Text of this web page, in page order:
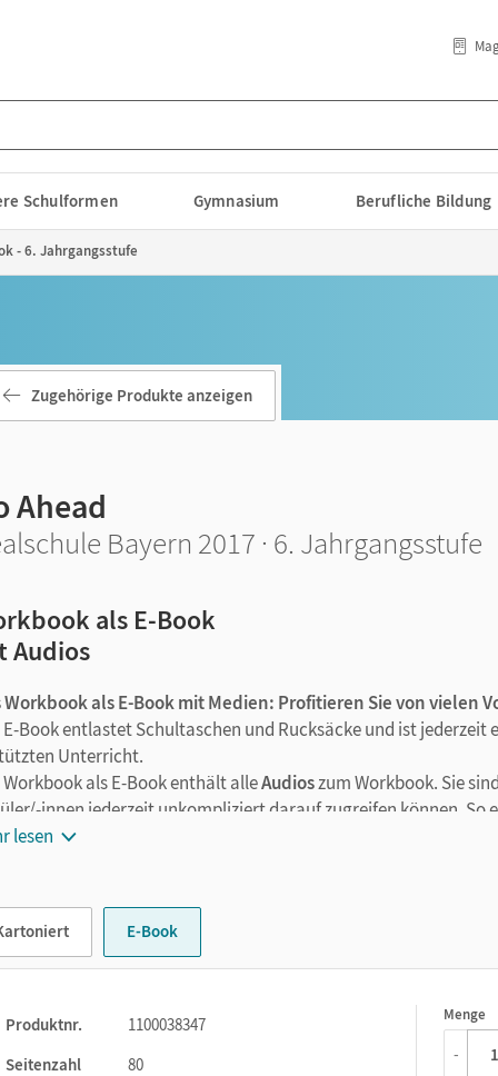
Schulformen Gymnasium Berufliche Bildung
- 6. Jahrgangsstufe
Zugehörige Produkte anzeigen
Ahead
Bayern 2017 · 6. Jahrgangsstufe
als E-Book
Audios
Workbook als E-Book mit Medien: Profitieren Sie von vielen
E-Book entlastet Schultaschen und Rucksäcke und ist
Unterricht.
Workbook als E-Book enthält alleAudioszum Workbook. Sie
innen jederzeit unkompliziert darauf zugreifen können. So
Lernen. Kein Medienwechsel mehr, kein
Tabletstift möglich.
lesen
E-Book
Produktnr.
1100038347
Seitenzahl
80
Menge
1
-